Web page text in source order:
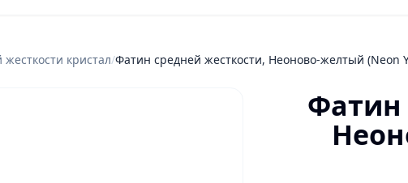
кристал/Фатин средней жесткости, Неоново-желтый (Neon
Фатин